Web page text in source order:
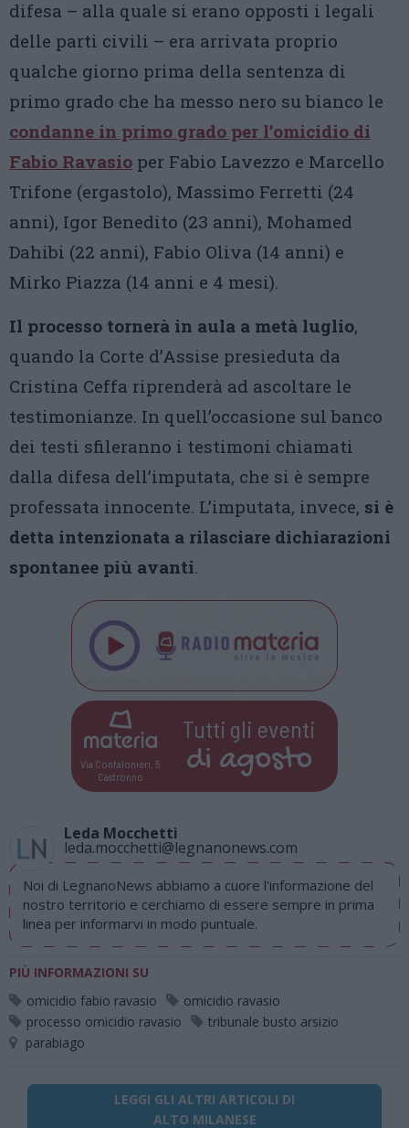
difesa – alla quale si erano opposti i legali
delle parti civili – era arrivata proprio
qualche giorno prima della sentenza di
primo grado che ha messo nero su bianco le
condanne in primo grado per l’omicidio di
Fabio Ravasio per Fabio Lavezzo e Marcello
Trifone (ergastolo), Massimo Ferretti (24
anni), Igor Benedito (23 anni), Mohamed
Dahibi (22 anni), Fabio Oliva (14 anni) e
Mirko Piazza (14 anni e 4 mesi).
Il processo tornerà in aula a metà luglio,
quando la Corte d’Assise presieduta da
Cristina Ceffa riprenderà ad ascoltare le
testimonianze. In quell’occasione sul banco
dei testi sfileranno i testimoni chiamati
dalla difesa dell’imputata, che si è sempre
professata innocente. L’imputata, invece, si è
detta intenzionata a rilasciare dichiarazioni
spontanee più avanti.
Via Confalonieri, 5
Castronno
Tutti gli eventi
di agosto
Leda Mocchetti
leda.mocchetti@legnanonews.com
Noi di LegnanoNews abbiamo a cuore l'informazione del
nostro territorio e cerchiamo di essere sempre in prima
linea per informarvi in modo puntuale.
PIÙ INFORMAZIONI SU
omicidio fabio ravasio
omicidio ravasio
processo omicidio ravasio
tribunale busto arsizio
parabiago
LEGGI GLI ALTRI ARTICOLI DI
ALTO MILANESE